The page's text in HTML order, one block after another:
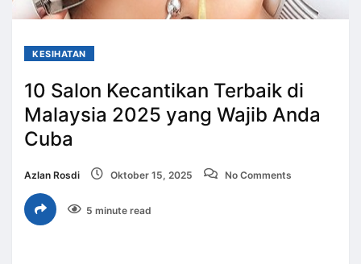
KESIHATAN
10 Salon Kecantikan Terbaik di
Malaysia 2025 yang Wajib Anda
Cuba
Azlan Rosdi Oktober 15, 2025 No Comments
5 minute read